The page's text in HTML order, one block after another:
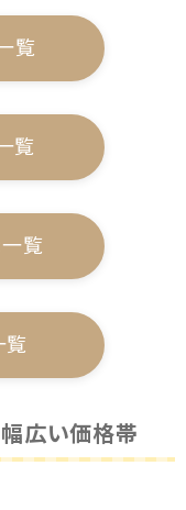
覧
覧
覧
覧
広い価格帯